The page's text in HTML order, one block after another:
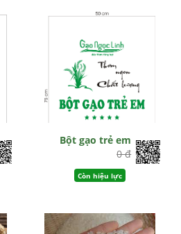
Bột gạo trẻ em
0 đ
Còn hiệu lực